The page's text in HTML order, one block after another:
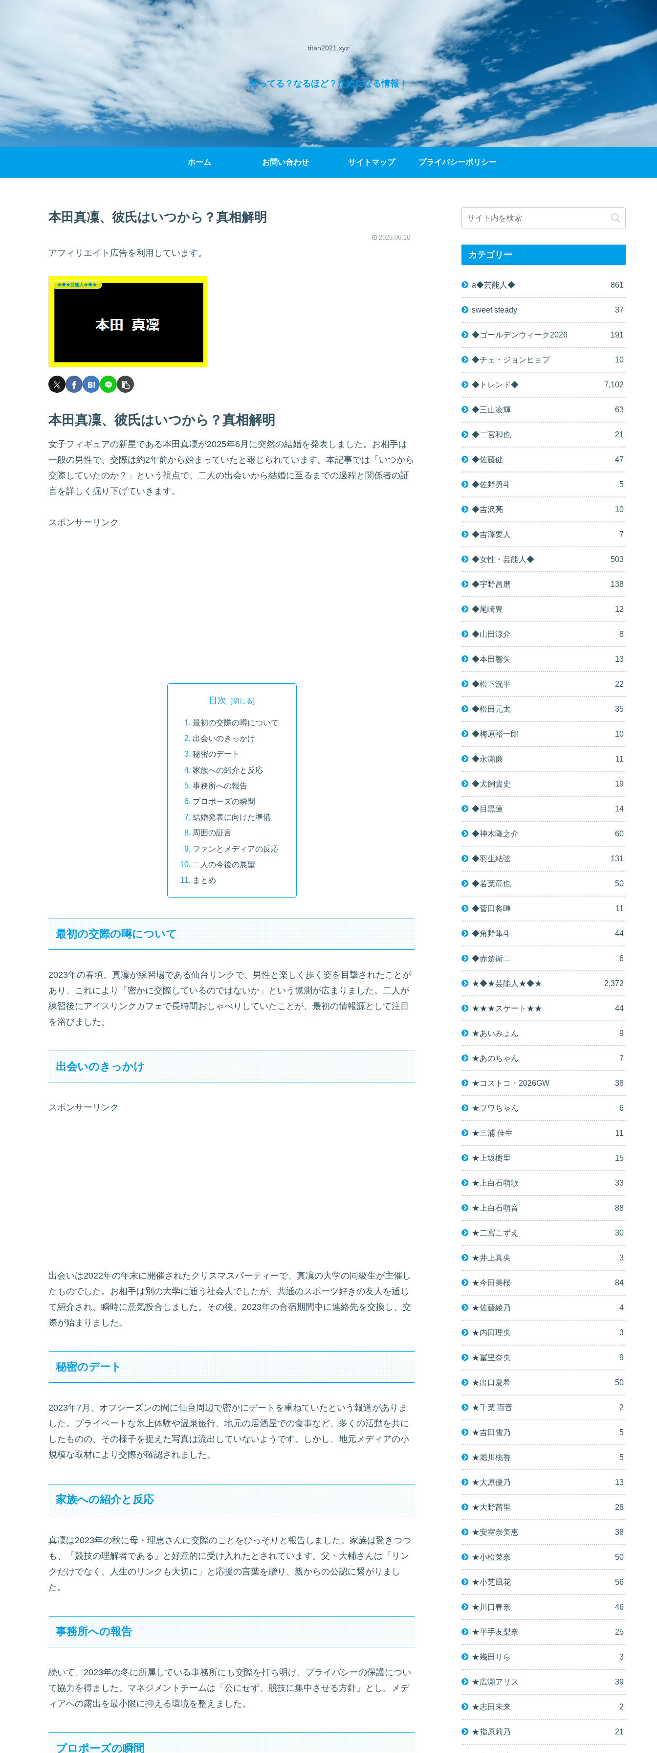
titan2021.xyz
知ってる？なるほど？ためになる情報！
ホーム お問い合わせ サイトマップ プライバシーポリシー
本田真凜、彼氏はいつから？真相解明
2025.06.16
アフィリエイト広告を利用しています。
★◆★芸能人★◆★
本田真凜、彼氏はいつから？真相解明
女子フィギュアの新星である本田真凜が2025年6月に突然の結婚を発表しました。お相手は
一般の男性で、交際は約2年前から始まっていたと報じられています。本記事では「いつから
交際していたのか？」という視点で、二人の出会いから結婚に至るまでの過程と関係者の証
言を詳しく掘り下げていきます。
スポンサーリンク
目次
最初の交際の噂について
出会いのきっかけ
秘密のデート
家族への紹介と反応
事務所への報告
プロポーズの瞬間
結婚発表に向けた準備
周囲の証言
ファンとメディアの反応
二人の今後の展望
まとめ
最初の交際の噂について
2023年の春頃、真凜が練習場である仙台リンクで、男性と楽しく歩く姿を目撃されたことが
あり、これにより「密かに交際しているのではないか」という憶測が広まりました。二人が
練習後にアイスリンクカフェで長時間おしゃべりしていたことが、最初の情報源として注目
を浴びました。
出会いのきっかけ
スポンサーリンク
出会いは2022年の年末に開催されたクリスマスパーティーで、真凜の大学の同級生が主催し
たものでした。お相手は別の大学に通う社会人でしたが、共通のスポーツ好きの友人を通じ
て紹介され、瞬時に意気投合しました。その後、2023年の合宿期間中に連絡先を交換し、交
際が始まりました。
秘密のデート
2023年7月、オフシーズンの間に仙台周辺で密かにデートを重ねていたという報道がありま
した。プライベートな氷上体験や温泉旅行、地元の居酒屋での食事など、多くの活動を共に
したものの、その様子を捉えた写真は流出していないようです。しかし、地元メディアの小
規模な取材により交際が確認されました。
家族への紹介と反応
真凜は2023年の秋に母・理恵さんに交際のことをひっそりと報告しました。家族は驚きつつ
も、「競技の理解者である」と好意的に受け入れたとされています。父・大輔さんは「リン
クだけでなく、人生のリンクも大切に」と応援の言葉を贈り、親からの公認に繋がりまし
た。
事務所への報告
続いて、2023年の冬に所属している事務所にも交際を打ち明け、プライバシーの保護につい
て協力を得ました。マネジメントチームは「公にせず、競技に集中させる方針」とし、メデ
ィアへの露出を最小限に抑える環境を整えました。
プロポーズの瞬間
カテゴリー
a◆芸能人◆ 861
sweet steady 37
◆ゴールデンウィーク2026 191
◆チェ・ジョンヒョプ 10
◆トレンド◆ 7,102
◆三山凌輝 63
◆二宮和也 21
◆佐藤健 47
◆佐野勇斗 5
◆吉沢亮 10
◆吉澤要人 7
◆女性・芸能人◆ 503
◆宇野昌磨 138
◆尾崎豊 12
◆山田涼介 8
◆本田響矢 13
◆松下洸平 22
◆松田元太 35
◆梅原裕一郎 10
◆永瀬廉 11
◆犬飼貴史 19
◆目黒蓮 14
◆神木隆之介 60
◆羽生結弦 131
◆若葉竜也 50
◆菅田将暉 11
◆角野隼斗 44
◆赤楚衛二 6
★◆★芸能人★◆★ 2,372
★★★スケート★★ 44
★あいみょん 9
★あのちゃん 7
★コストコ・2026GW 38
★フワちゃん 6
★三浦 佳生 11
★上坂樹里 15
★上白石萌歌 33
★上白石萌音 88
★二宮こずえ 30
★井上真央 3
★今田美桜 84
★佐藤綾乃 4
★内田理央 3
★冨里奈央 9
★出口夏希 50
★千葉 百音 2
★吉田雪乃 5
★堀川桃香 5
★大原優乃 13
★大野茜里 28
★安室奈美恵 38
★小松菜奈 50
★小芝風花 56
★川口春奈 46
★平手友梨奈 25
★幾田りら 3
★広瀬アリス 39
★志田未来 2
★指原莉乃 21